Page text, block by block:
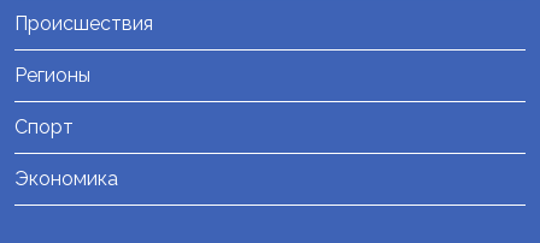
Происшествия
Регионы
Спорт
Экономика